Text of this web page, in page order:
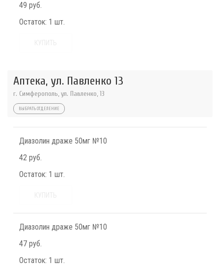
49 руб.
Остаток: 1 шт.
Аптека, ул. Павленко 13
г. Симферополь, ул. Павленко, 13
ВЫБРАТЬ ОТДЕЛЕНИЕ
Диазолин драже 50мг №10
42 руб.
Остаток: 1 шт.
Диазолин драже 50мг №10
47 руб.
Остаток: 1 шт.